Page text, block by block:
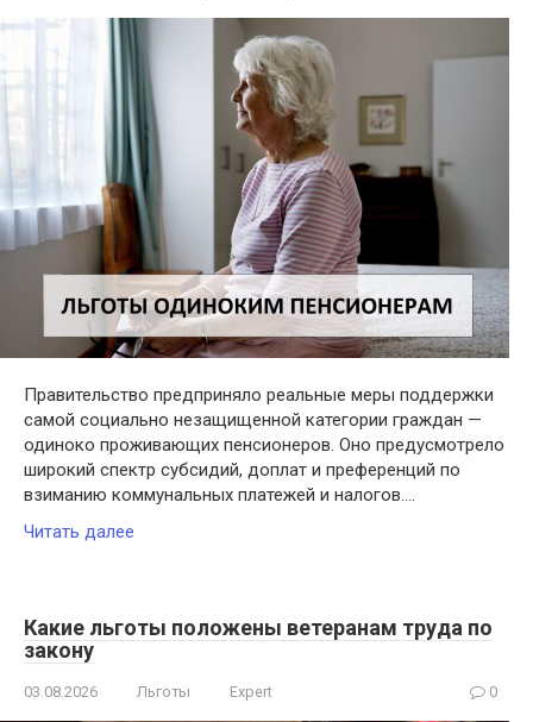
Правительство предприняло реальные меры поддержки
самой социально незащищенной категории граждан —
одиноко проживающих пенсионеров. Оно предусмотрело
широкий спектр субсидий, доплат и преференций по
взиманию коммунальных платежей и налогов….
Читать далее
Какие льготы положены ветеранам труда по
закону
03.08.2026 Льготы Expert 0